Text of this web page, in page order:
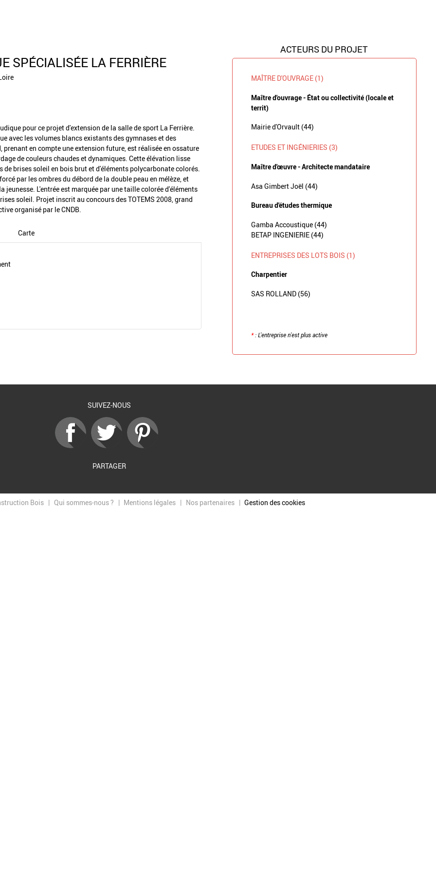
SPÉCIALISÉE LA FERRIÈRE
pour ce projet d'extension de la salle de sport La Ferrière.
avec les volumes blancs existants des gymnases et des
en compte une extension future, est réalisée en ossature
de couleurs chaudes et dynamiques. Cette élévation lisse
de brises soleil en bois brut et d'éléments polycarbonate colorés.
par les ombres du débord de la double peau en mélèze, et
jeunesse. L'entrée est marquée par une taille colorée d'éléments
soleil. Projet inscrit au concours des TOTEMS 2008, grand
organisé par le CNDB.
Carte
ACTEURS DU PROJET
MAÎTRE D'OUVRAGE (1)
Maître d'ouvrage - État ou collectivité (locale et
territ)
Mairie d'Orvault (44)
ETUDES ET INGÉNIERIES (3)
Maître d'œuvre - Architecte mandataire
Asa Gimbert Joël (44)
Bureau d'études thermique
Gamba Accoustique (44)
BETAP INGENIERIE (44)
ENTREPRISES DES LOTS BOIS (1)
Charpentier
SAS ROLLAND (56)
*: L'entreprise n'est plus active
SUIVEZ-NOUS
PARTAGER
Bois Qui sommes-nous ? Mentions légales Nos partenaires Gestion des cookies